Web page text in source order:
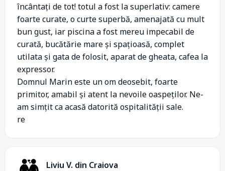
încântați de tot! totul a fost la superlativ: camere
foarte curate, o curte superbă, amenajată cu mult
bun gust, iar piscina a fost mereu impecabil de
curată, bucătărie mare și spațioasă, complet
utilata și gata de folosit, aparat de gheata, cafea la
expressor.
Domnul Marin este un om deosebit, foarte
primitor, amabil și atent la nevoile oaspeților. Ne-
am simțit ca acasă datorită ospitalității sale.
re
Liviu V. din Craiova